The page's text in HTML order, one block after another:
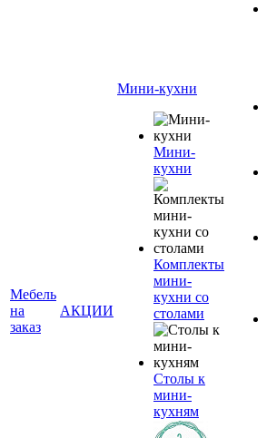
Мебель
на
заказ
АКЦИИ
Мини-кухни
Мини-
кухни
Комплекты
мини-
кухни со
столами
Столы к
мини-
кухням